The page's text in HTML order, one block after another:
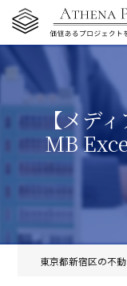
【メデ
MB